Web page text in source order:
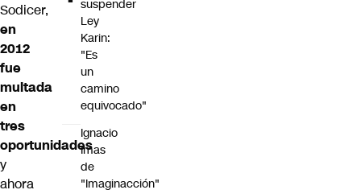
Sodicer,
en
2012
fue
multada
en
tres
oportunidades
y
ahora
suspender
Ley
Karin:
"Es
un
camino
equivocado"
Ignacio
Imas
de
"Imaginacción"